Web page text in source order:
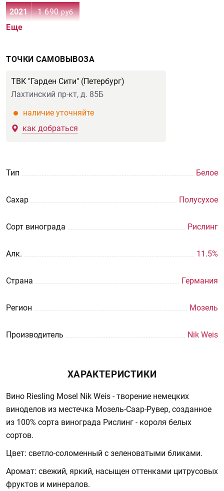
2021 1 690руб
Еще
ТОЧКИ САМОВЫВОЗА
ТВК "Гарден Сити" (Петербург)
Лахтинский пр-кт, д. 85Б
наличие уточняйте
как добраться
Тип Белое
Сахар Полусухое
Сорт винограда Рислинг
Aлк. 11.5%
Страна Германия
Регион Мозель
Производитель Nik Weis
ХАРАКТЕРИСТИКИ
Вино Riesling Mosel Nik Weis - творение немецких
виноделов из местечка Мозель-Саар-Рувер, созданное
из 100% сорта винограда Рислинг - короля белых
сортов.
Цвет: светло-соломенный с зеленоватыми бликами.
Аромат: свежий, яркий, насыщен оттенками цитрусовых
фруктов и минералов.